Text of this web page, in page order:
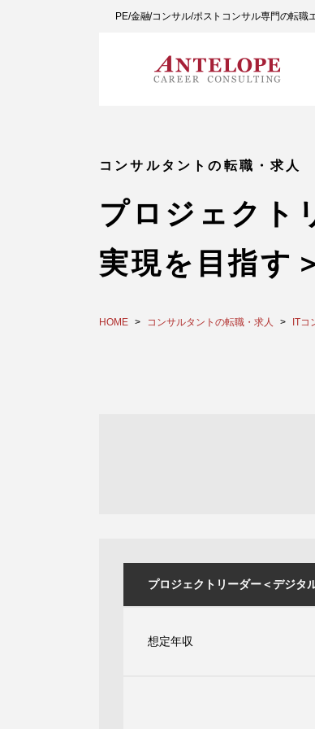
PE/金融/コンサル/ポストコンサル専門の転
コンサルタントの転職・求人
プロジェクト
実現を目指す
HOME コンサルタントの転職・求人 ITコ
プロジェクトリーダー＜デジタ
想定年収